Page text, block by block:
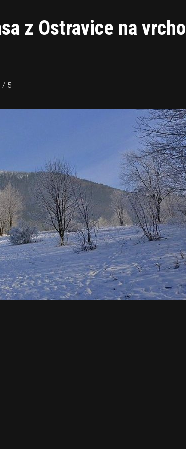
z Ostravice na vrchol
/ 5